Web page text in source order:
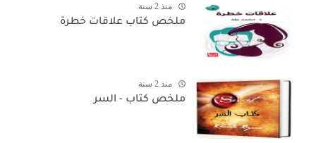
منذ 2 سنة
ملخص كتاب علاقات خطرة
منذ 2 سنة
ملخص كتاب - السر